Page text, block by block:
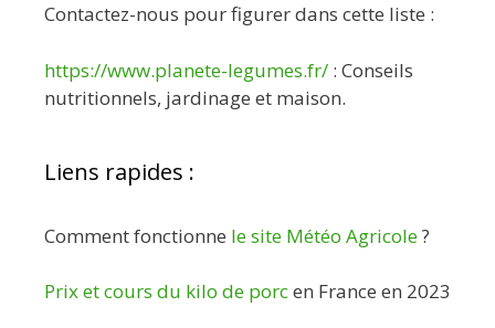
Contactez-nous pour figurer dans cette liste :
https://www.planete-legumes.fr/ : Conseils
nutritionnels, jardinage et maison.
Liens rapides :
Comment fonctionne le site Météo Agricole?
Prix et cours du kilo de porcen France en 2023